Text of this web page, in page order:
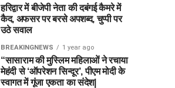
हरिद्वार में बीजेपी नेता की दबंगई कैमरे में
कैद, अफसर पर बरसे अपशब्द, चुप्पी पर
उठे सवाल
BREAKINGNEWS 1 year ago
“सासाराम की मुस्लिम महिलाओं ने रचाया
मेहंदी से ‘ऑपरेशन सिन्दूर’, पीएम मोदी के
स्वागत में गूंजा एकता का संदेश|